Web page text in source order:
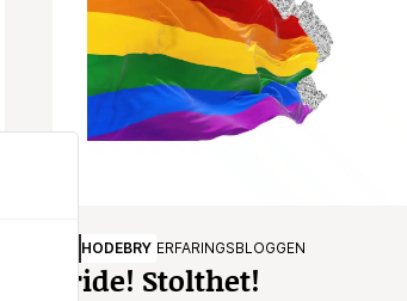
HODEBRY ERFARINGSBLOGGEN
Pride! Stolthet!